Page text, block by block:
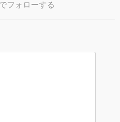
フォローする